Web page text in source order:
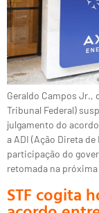
Geraldo Campos Jr.,
Tribunal Federal)
julgamento do
a ADI (Ação Direta
participação do
retomada na
STF cogita